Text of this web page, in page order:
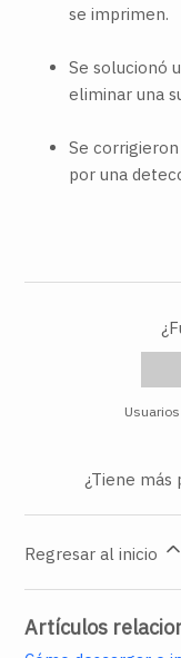
se imprimen.
Se solucionó
eliminar una
Se
por una
¿Tiene más
Regresar al inicio
Artículos